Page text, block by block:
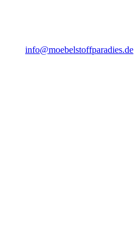
info@moebelstoffparadies.de